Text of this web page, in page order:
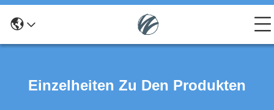
Einzelheiten Zu Den Produkten